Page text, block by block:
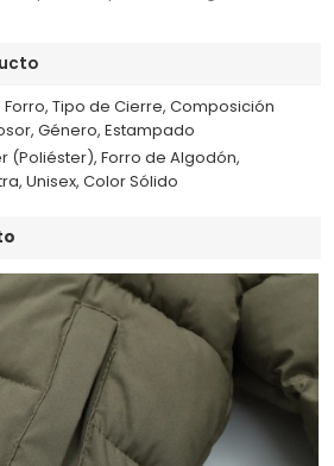
Forro, Tipo de Cierre, Composición
Género, Estampado
(Poliéster), Forro de Algodón,
Unisex, Color Sólido